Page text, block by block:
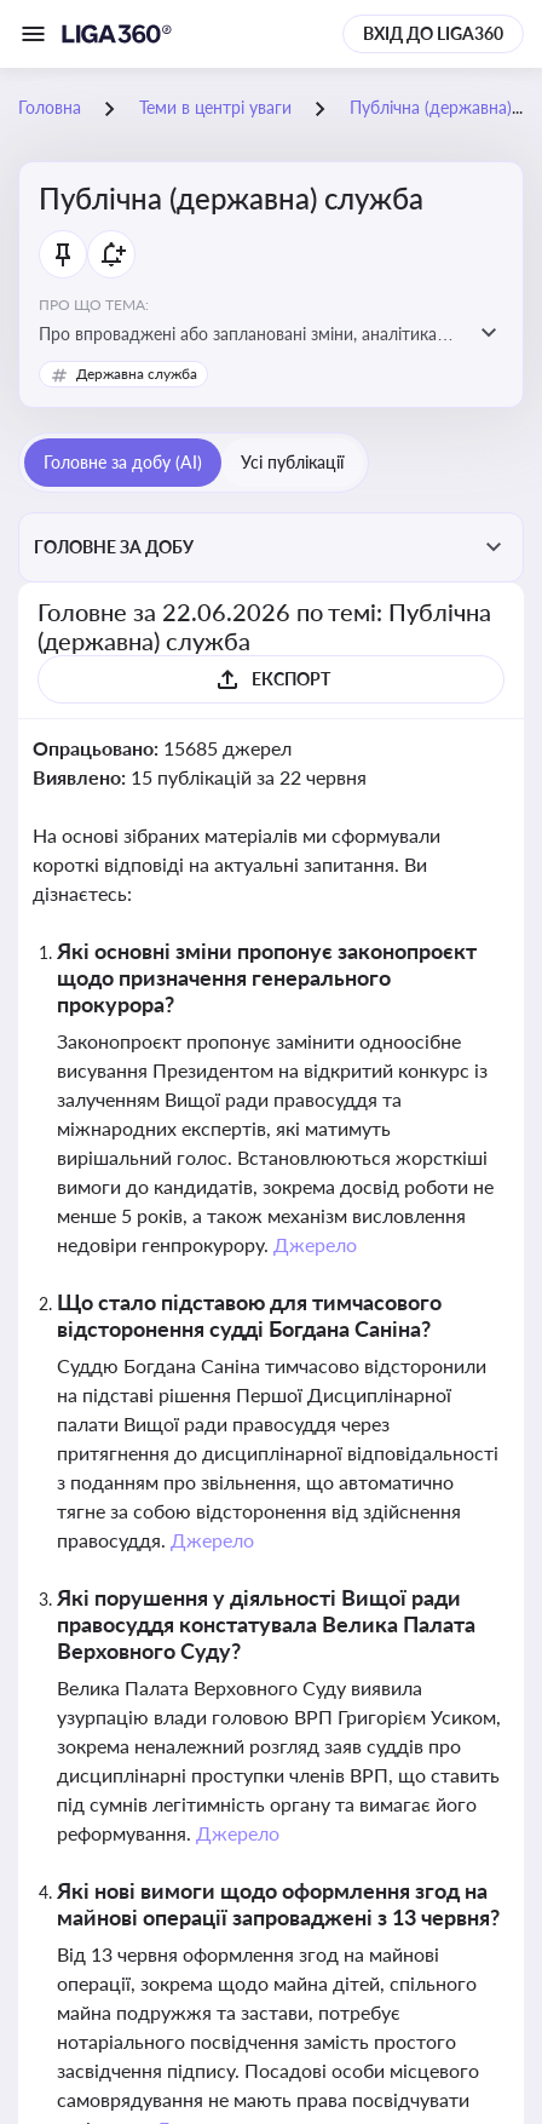
ВХІД ДО LIGA360
Головна Теми в центрі уваги Публічна (державна) служба
Публічна (державна) служба
ПРО ЩО ТЕМА:
Про впроваджені або заплановані зміни, аналітика
судової практики щодо держслужби, оцінка ризиків
для посадовців, вплив новацій на організаційну
дотримання етичних стандартів
Державна служба
Головне за добу (AI) Усі публікації
ГОЛОВНЕ ЗА ДОБУ
Головне за 22.06.2026 по темі: Публічна
(державна) служба
ЕКСПОРТ
Опрацьовано: 15685 джерел
Виявлено: 15 публікацій за 22 червня
На основі зібраних матеріалів ми сформували
короткі відповіді на актуальні запитання. Ви
дізнаєтесь:
Які основні зміни пропонує законопроєкт
щодо призначення генерального
прокурора?
Законопроєкт пропонує замінити одноосібне
висування Президентом на відкритий конкурс із
залученням Вищої ради правосуддя та
міжнародних експертів, які матимуть
вирішальний голос. Встановлюються жорсткіші
вимоги до кандидатів, зокрема досвід роботи не
менше 5 років, а також механізм висловлення
недовіри генпрокурору. Джерело
Що стало підставою для тимчасового
відсторонення судді Богдана Саніна?
Суддю Богдана Саніна тимчасово відсторонили
на підставі рішення Першої Дисциплінарної
палати Вищої ради правосуддя через
притягнення до дисциплінарної відповідальності
з поданням про звільнення, що автоматично
тягне за собою відсторонення від здійснення
правосуддя. Джерело
Які порушення у діяльності Вищої ради
правосуддя констатувала Велика Палата
Верховного Суду?
Велика Палата Верховного Суду виявила
узурпацію влади головою ВРП Григорієм Усиком,
зокрема неналежний розгляд заяв суддів про
дисциплінарні проступки членів ВРП, що ставить
під сумнів легітимність органу та вимагає його
реформування. Джерело
Які нові вимоги щодо оформлення згод на
майнові операції запроваджені з 13 червня?
Від 13 червня оформлення згод на майнові
операції, зокрема щодо майна дітей, спільного
майна подружжя та застави, потребує
нотаріального посвідчення замість простого
засвідчення підпису. Посадові особи місцевого
самоврядування не мають права посвідчувати